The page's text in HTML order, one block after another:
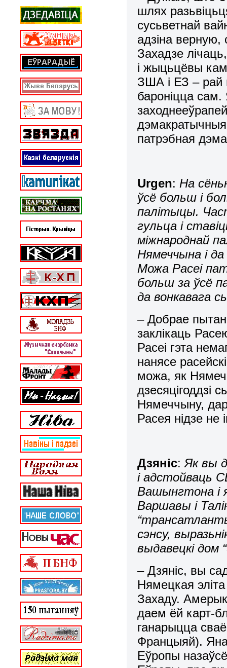
шлях
сусьветнай
адзіна
Захадзе
і жыцьцёвы
ЗША і ЕЗ – рай
бароніцца сам.
патрэбная
Urgen: На
ўсё больш і
палітыцы.
гульца і
міжнароднай
Нямеччына і
Можа Расеі
больш за ўсё
да вонкавага
– Добрае
заклікаць
Расеі гэта
нанясе
можа, як
дзесяцігоддзі
Нямеччыну,
Расея нідзе не
Дзяніс:Як вы
і адстойваць
Вашынгтона і
Варшавы і
сэнсу,
выдавецкі дом
– Дзяніс, вы
Нямецкая
Захаду.
даем ёй карт-
ганарыцца
Францыяй).
Еўропы